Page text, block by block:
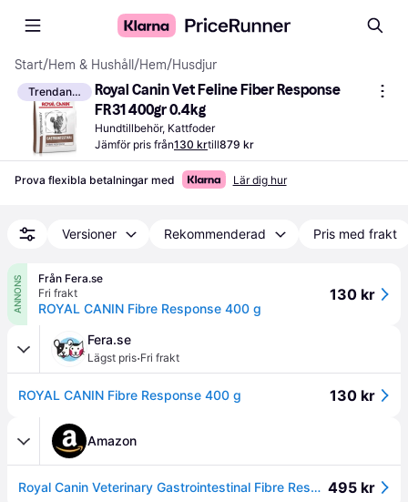
Start/Hem & Hushåll /Hem/Husdjur
Trendande
Royal Canin Vet Feline Fiber Response
FR31 400gr 0.4kg
Hundtillbehör, Kattfoder
Jämför pris från130 krtill879 kr
Prova flexibla betalningar med Lär dig hur
Versioner Rekommenderad Pris med frakt
ANNONS
Från Fera.se
Fri frakt
ROYAL CANIN Fibre Response 400 g
130 kr
Fera.se
Lägst pris·Fri frakt
ROYAL CANIN Fibre Response 400 g 130 kr
Amazon
Royal Canin Veterinary Gastrointestinal Fibre Response | 3-pack | 3 x 400 g | torrfoder för vuxna katter | För att stödja matsmältningen | Justerat energiinnehåll 495 kr